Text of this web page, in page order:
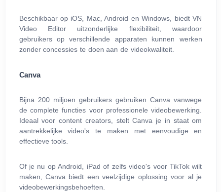
Beschikbaar op iOS, Mac, Android en Windows, biedt VN
Video Editor uitzonderlijke flexibiliteit, waardoor
gebruikers op verschillende apparaten kunnen werken
zonder concessies te doen aan de videokwaliteit.
Canva
Bijna 200 miljoen gebruikers gebruiken Canva vanwege
de complete functies voor professionele videobewerking.
Ideaal voor content creators, stelt Canva je in staat om
aantrekkelijke video's te maken met eenvoudige en
effectieve tools.
Of je nu op Android, iPad of zelfs video's voor TikTok wilt
maken, Canva biedt een veelzijdige oplossing voor al je
videobewerkingsbehoeften.